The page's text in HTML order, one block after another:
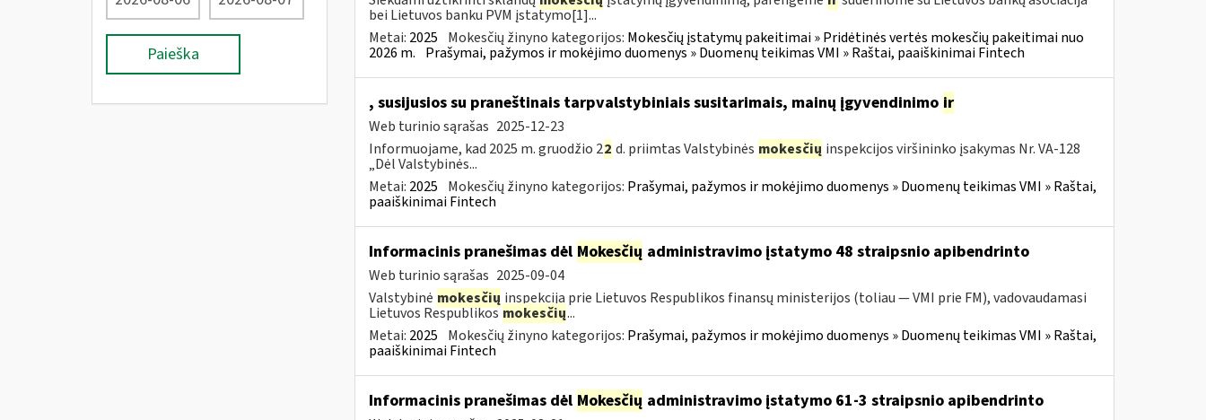
Paieška
bei Lietuvos banku PVM įstatymo[1]...
Metai: 2025 Mokesčių žinyno kategorijos: Mokesčių įstatymų pakeitimai » Pridėtinės vertės mokesčių pakeitimai nuo
2026 m. Prašymai, pažymos ir mokėjimo duomenys » Duomenų teikimas VMI » Raštai, paaiškinimai Fintech
, susijusios su praneštinais tarpvalstybiniais susitarimais, mainų įgyvendinimo ir
Web turinio sąrašas 2025-12-23
Informuojame, kad 2025 m. gruodžio 22 d. priimtas Valstybinės mokesčių inspekcijos viršininko įsakymas Nr. VA-128
„Dėl Valstybinės...
Metai: 2025 Mokesčių žinyno kategorijos: Prašymai, pažymos ir mokėjimo duomenys » Duomenų teikimas VMI » Raštai,
paaiškinimai Fintech
Informacinis pranešimas dėl Mokesčių administravimo įstatymo 48 straipsnio apibendrinto
Web turinio sąrašas 2025-09-04
Valstybinė mokesčių inspekcija prie Lietuvos Respublikos finansų ministerijos (toliau — VMI prie FM), vadovaudamasi
Lietuvos Respublikosmokesčių...
Metai: 2025 Mokesčių žinyno kategorijos: Prašymai, pažymos ir mokėjimo duomenys » Duomenų teikimas VMI » Raštai,
paaiškinimai Fintech
Informacinis pranešimas dėl Mokesčių administravimo įstatymo 61-3 straipsnio apibendrinto